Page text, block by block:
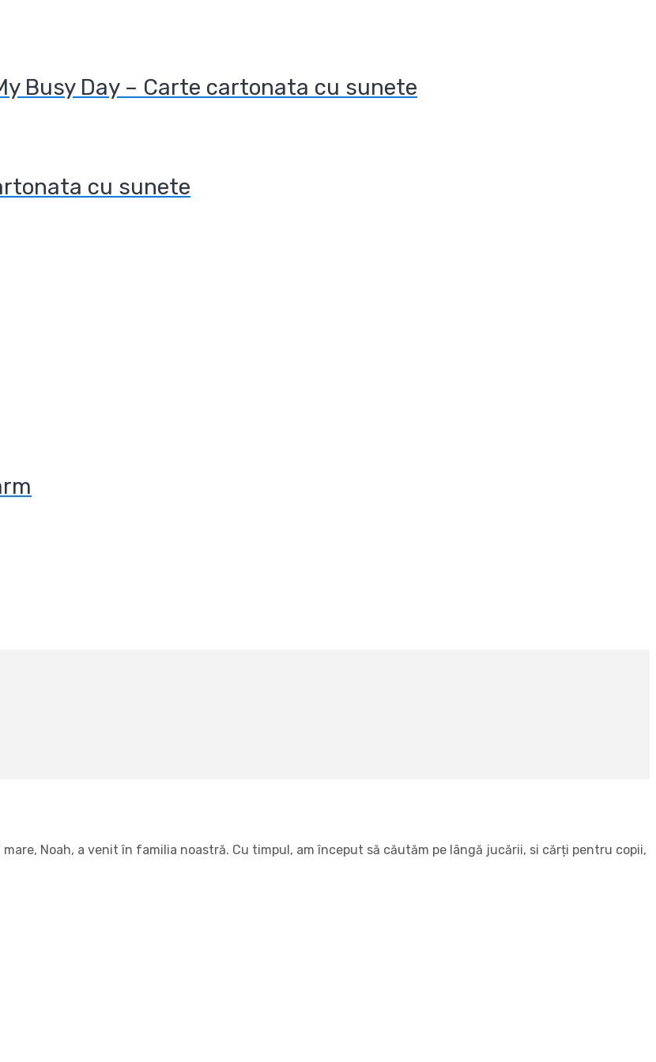
Busy Day – Carte cartonata cu sunete
cu sunete
Noah, a venit în familia noastră. Cu timpul, am început să căutăm pe lângă jucării, si cărți pentru copii,